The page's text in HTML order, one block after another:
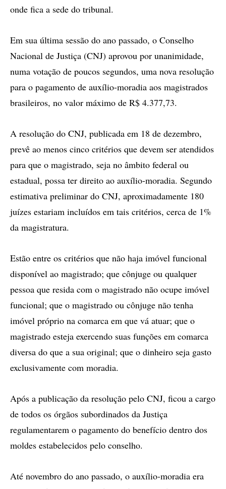
onde fica a sede do tribunal.
Em sua última sessão do ano passado, o Conselho
Nacional de Justiça (CNJ) aprovou por unanimidade,
numa votação de poucos segundos, uma nova resolução
para o pagamento de auxílio-moradia aos magistrados
brasileiros, no valor máximo de R$ 4.377,73.
A resolução do CNJ, publicada em 18 de dezembro,
prevê ao menos cinco critérios que devem ser atendidos
para que o magistrado, seja no âmbito federal ou
estadual, possa ter direito ao auxílio-moradia. Segundo
estimativa preliminar do CNJ, aproximadamente 180
juízes estariam incluídos em tais critérios, cerca de 1%
da magistratura.
Estão entre os critérios que não haja imóvel funcional
disponível ao magistrado; que cônjuge ou qualquer
pessoa que resida com o magistrado não ocupe imóvel
funcional; que o magistrado ou cônjuge não tenha
imóvel próprio na comarca em que vá atuar; que o
magistrado esteja exercendo suas funções em comarca
diversa do que a sua original; que o dinheiro seja gasto
exclusivamente com moradia.
Após a publicação da resolução pelo CNJ, ficou a cargo
de todos os órgãos subordinados da Justiça
regulamentarem o pagamento do benefício dentro dos
moldes estabelecidos pelo conselho.
Até novembro do ano passado, o auxílio-moradia era